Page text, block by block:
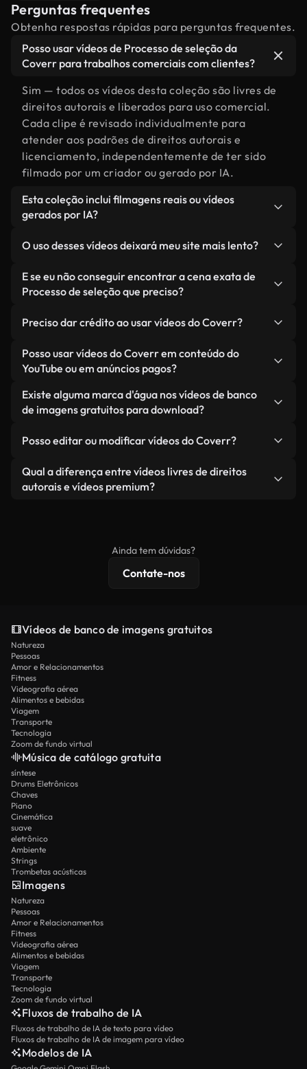
Perguntas frequentes
Obtenha respostas rápidas para perguntas frequentes.
Posso usar vídeos de Processo de seleção da
Coverr para trabalhos comerciais com clientes?
Sim — todos os vídeos desta coleção são livres de
direitos autorais e liberados para uso comercial.
Cada clipe é revisado individualmente para
atender aos padrões de direitos autorais e
licenciamento, independentemente de ter sido
filmado por um criador ou gerado por IA.
Esta coleção inclui filmagens reais ou vídeos
gerados por IA?
por filmagens reais, feitas por humanos,
relacionadas a Processo de seleção, juntamente
com vídeos gerados por IA. Cada vídeo é
claramente identificado para que você sempre
saiba o que está usando.
O uso desses vídeos deixará meu site mais lento?
Não, se você selecionar nossas versões
otimizadas. Oferecemos formatos leves e prontos
— mantendo a alta qualidade, minimizando os
como LCP.
E se eu não conseguir encontrar a cena exata de
Processo de seleção que preciso?
Coverr AI Studio. Basta descrever a cena — como
"Processo de seleção ao pôr do sol" — e o Studio
gerará um vídeo personalizado para você em
segundos, alinhado com nossos padrões de
licenciamento.
Preciso dar crédito ao usar vídeos do Coverr?
Não é necessário dar crédito. Todos os vídeos em
nossa biblioteca são livres de direitos autorais e
embora isso seja sempre bem-vindo.
Posso usar vídeos do Coverr em conteúdo do
YouTube ou em anúncios pagos?
Sim. Todas as imagens de arquivo da Coverr
podem ser usadas em vídeos monetizados do
de clientes — desde que você não esteja
como um produto independente.
Existe alguma marca d'água nos vídeos de banco
de imagens gratuitos para download?
reais ou gerados por IA — inclui marcas d'água.
Você recebe imagens limpas e prontas para usar.
Posso editar ou modificar vídeos do Coverr?
Sim. Você pode cortar, recortar ou remixar nossos
vídeos livremente. Apenas certifique-se de que o
Qual a diferença entre vídeos livres de direitos
autorais e vídeos premium?
licenciamento estendidas.
Ainda tem dúvidas?
Contate-nos
Vídeos de banco de imagens gratuitos
Natureza
Pessoas
Amor e Relacionamentos
Fitness
Videografia aérea
Alimentos e bebidas
Viagem
Transporte
Tecnologia
Zoom de fundo virtual
Música de catálogo gratuita
síntese
Drums Eletrônicos
Chaves
Piano
Cinemática
suave
eletrônico
Ambiente
Strings
Trombetas acústicas
Imagens
Natureza
Pessoas
Amor e Relacionamentos
Fitness
Videografia aérea
Alimentos e bebidas
Viagem
Transporte
Tecnologia
Zoom de fundo virtual
Fluxos de trabalho de IA
Fluxos de trabalho de IA de texto para vídeo
Fluxos de trabalho de IA de imagem para vídeo
Modelos de IA